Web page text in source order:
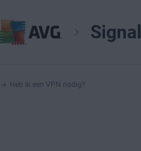
Signal
Heb ik een VPN nodig?